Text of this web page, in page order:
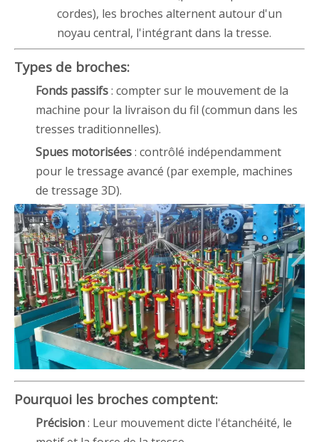
cordes), les broches alternent autour d'un
noyau central, l'intégrant dans la tresse.
Types de broches:
Fonds passifs: compter sur le mouvement de la
machine pour la livraison du fil (commun dans les
tresses traditionnelles).
Spues motorisées: contrôlé indépendamment
pour le tressage avancé (par exemple, machines
de tressage 3D).
Pourquoi les broches comptent:
Précision: Leur mouvement dicte l'étanchéité, le